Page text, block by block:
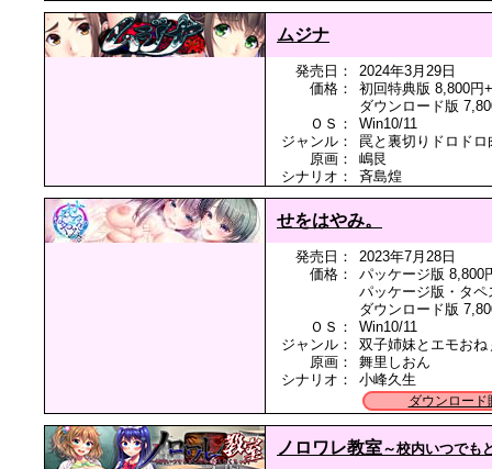
ムジナ
発売日：
2024年3月29日
価格：
初回特典版 8,800円
ダウンロード版
ＯＳ：
Win10/11
ジャンル：
罠と裏切りドロド
原画：
嶋艮
シナリオ：
斉島煌
せをはやみ。
発売日：
2023年7月28日
価格：
パッケージ版 8,800
パッケージ版・タ
ダウンロード版
ＯＳ：
Win10/11
ジャンル：
双子姉妹とエモお
原画：
舞里しおん
シナリオ：
小峰久生
ダウンロード
ノロワレ教室～校内いつでも